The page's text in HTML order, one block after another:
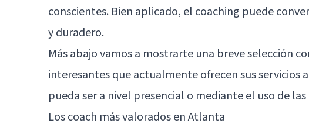
conscientes. Bien aplicado, el coaching puede
y duradero.
Más abajo vamos a mostrarte una breve selección
interesantes que actualmente ofrecen sus servicios
pueda ser a nivel presencial o mediante el uso de
Los coach más valorados en Atlanta